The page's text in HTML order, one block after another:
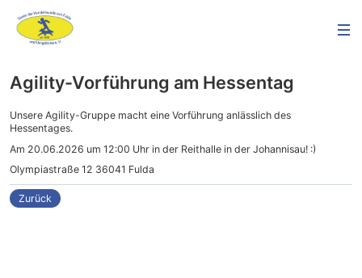
Agility-Vorführung am Hessentag
Unsere Agility-Gruppe macht eine Vorführung anlässlich des
Hessentages.
Am 20.06.2026 um 12:00 Uhr in der Reithalle in der Johannisau! :)
Olympiastraße 12 36041 Fulda
Zurück